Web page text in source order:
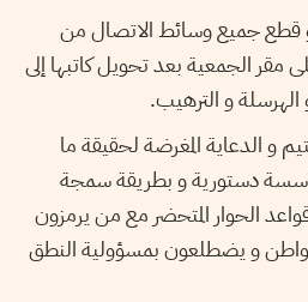
و قطع جميع وسائط الاتصال من
الجمعية بعد تحويل كاتبها إلى
الهرسلة و الترهيب.
و الدعاية المغرضة لحقيقة ما
دستورية و بطريقة سمجة
الحوار المتحضر مع من يرمزون
و يضطلعون بمسؤولية النطق